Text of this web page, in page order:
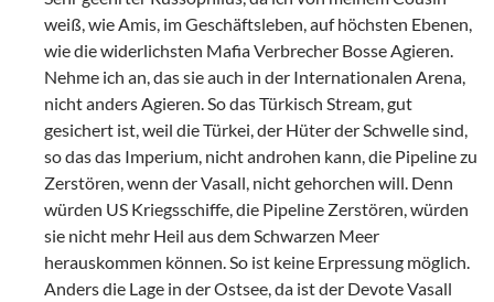
weiß, wie Amis, im Geschäftsleben, auf höchsten Ebenen,
wie die widerlichsten Mafia Verbrecher Bosse Agieren.
Nehme ich an, das sie auch in der Internationalen Arena,
nicht anders Agieren. So das Türkisch Stream, gut
gesichert ist, weil die Türkei, der Hüter der Schwelle sind,
so das das Imperium, nicht androhen kann, die Pipeline zu
Zerstören, wenn der Vasall, nicht gehorchen will. Denn
würden US Kriegsschiffe, die Pipeline Zerstören, würden
sie nicht mehr Heil aus dem Schwarzen Meer
herauskommen können. So ist keine Erpressung möglich.
Anders die Lage in der Ostsee, da ist der Devote Vasall